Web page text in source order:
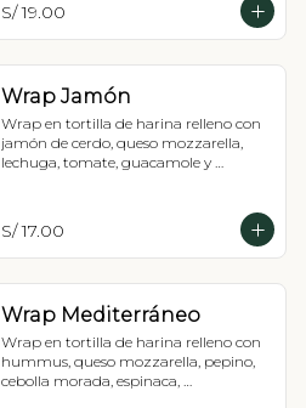
S/ 19.00
Wrap Jamón
Wrap en tortilla de harina relleno con
jamón de cerdo, queso mozzarella,
lechuga, tomate, guacamole y
S/ 17.00
Wrap Mediterráneo
Wrap en tortilla de harina relleno con
hummus, queso mozzarella, pepino,
cebolla morada, espinaca,